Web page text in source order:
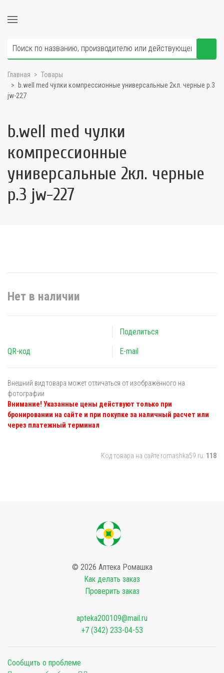
Главная
Товары
b.well med чулки компрессионные универсальные 2кл. черные р.3
jw-227
b.well med чулки
компрессионные
универсальные 2кл. черные
р.3 jw-227
Нет в наличии
Поделиться
QR-код E-mail
Внешний вид товара может отличаться от изображённого на
фотографии
Внимание! Указанные цены действуют только при
бронировании на сайте и при покупке за наличный расчет или
через платежный терминал
Код товара на сайте romashka59.ru: 118
© 2026 Аптека Ромашка
Как делать заказ
Проверить заказ
apteka200109@mail.ru
+7 (342) 233-04-53
Сообщить о проблеме